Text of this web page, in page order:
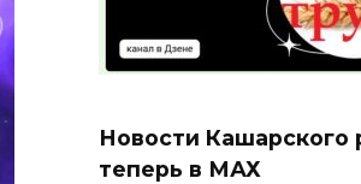
Новости Кашарского
теперь в МАХ